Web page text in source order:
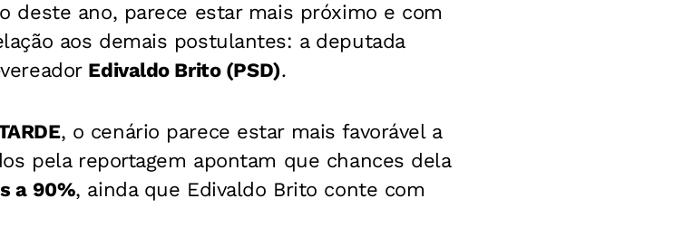
deste ano, parece estar mais próximo e com
aos demais postulantes: a deputada
Edivaldo Brito (PSD).
, o cenário parece estar mais favorável a
pela reportagem apontam que chances dela
a 90%, ainda que Edivaldo Brito conte com